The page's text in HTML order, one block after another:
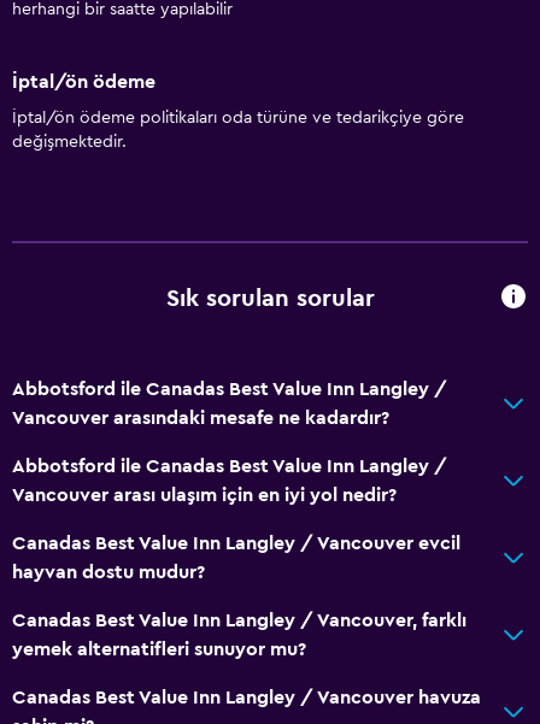
herhangi bir saatte yapılabilir
İptal/ön ödeme
İptal/ön ödeme politikaları oda türüne ve tedarikçiye göre
değişmektedir.
Sık sorulan sorular
Abbotsford ile Canadas Best Value Inn Langley /
Vancouver arasındaki mesafe ne kadardır?
Abbotsford ile Canadas Best Value Inn Langley /
Vancouver arası ulaşım için en iyi yol nedir?
Canadas Best Value Inn Langley / Vancouver evcil
hayvan dostu mudur?
Canadas Best Value Inn Langley / Vancouver, farklı
yemek alternatifleri sunuyor mu?
Canadas Best Value Inn Langley / Vancouver havuza